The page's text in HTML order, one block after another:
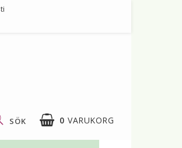
0 VARUKORG
SÖK